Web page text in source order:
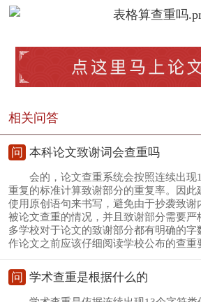
相关问答
问 本科论文致谢词会查重吗
会的，论文查重系统会按照连续出现
重复的标准计算致谢部分的重复率。因此
使用原创语句来书写，避免由于抄袭致谢
被论文查重的情况，并且致谢部分需要严
多学校对于论文的致谢部分都有明确的字
作论文之前应该仔细阅读学校公布的查重
问 学术查重是根据什么的